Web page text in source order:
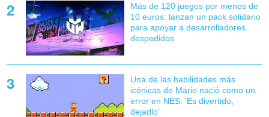
Más de 120 juegos por menos de
10 euros: lanzan un pack solidario
para apoyar a desarrolladores
despedidos
Una de las habilidades más
icónicas de Mario nació como un
error en NES: 'Es divertido,
dejadlo'